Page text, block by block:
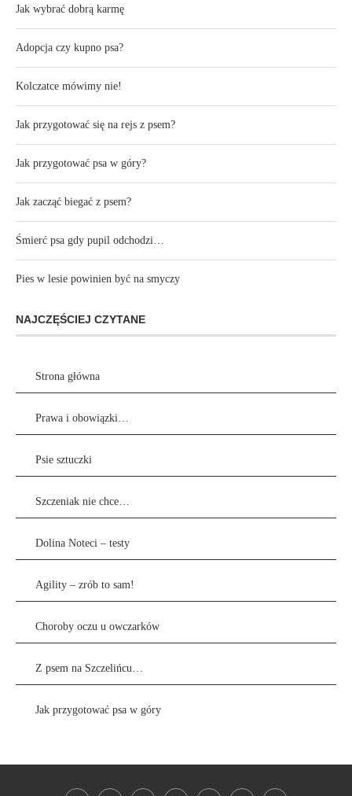
Jak wybrać dobrą karmę
Adopcja czy kupno psa?
Kolczatce mówimy nie!
Jak przygotować się na rejs z psem?
Jak przygotować psa w góry?
Jak zacząć biegać z psem?
Śmierć psa gdy pupil odchodzi…
Pies w lesie powinien być na smyczy
NAJCZĘŚCIEJ CZYTANE
Strona główna
Prawa i obowiązki…
Psie sztuczki
Szczeniak nie chce…
Dolina Noteci – testy
Agility – zrób to sam!
Choroby oczu u owczarków
Z psem na Szczelińcu…
Jak przygotować psa w góry